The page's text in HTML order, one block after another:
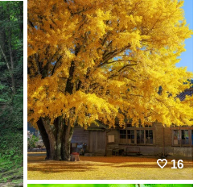
16